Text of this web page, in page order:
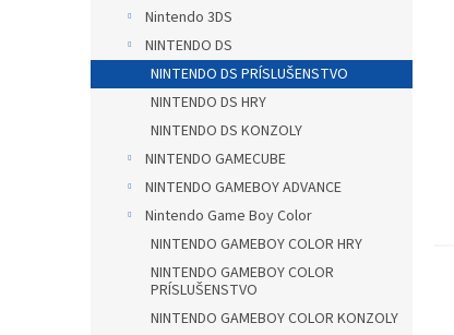
Nintendo 3DS
NINTENDO DS
NINTENDO DS PRÍSLUŠENSTVO
NINTENDO DS HRY
NINTENDO DS KONZOLY
NINTENDO GAMECUBE
NINTENDO GAMEBOY ADVANCE
Nintendo Game Boy Color
NINTENDO GAMEBOY COLOR HRY
NINTENDO GAMEBOY COLOR
PRÍSLUŠENSTVO
NINTENDO GAMEBOY COLOR KONZOLY